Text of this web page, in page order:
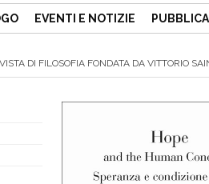
EVENTI E NOTIZIE
DI FILOSOFIA FONDATA DA VITTORIO